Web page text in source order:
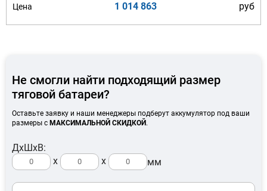
1 014 863 руб
Не смогли найти подходящий размер
тяговой батареи?
Оставьте заявку и наши менеджеры подберут аккумулятор под ваши
размеры с МАКСИМАЛЬНОЙ СКИДКОЙ .
ДхШхВ:
x
x мм